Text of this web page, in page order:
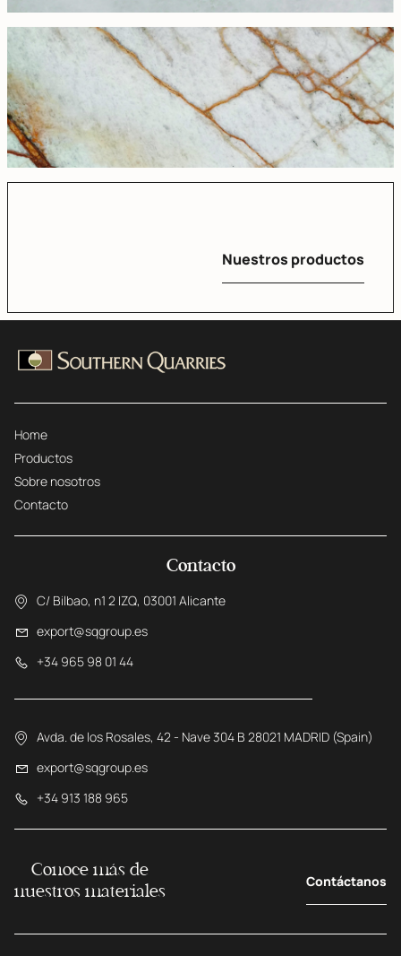
Nuestros productos
Home
Productos
Sobre nosotros
Contacto
Contacto
C/ Bilbao, n1 2 IZQ, 03001 Alicante
export@sqgroup.es
+34 965 98 01 44
Avda. de los Rosales, 42 - Nave 304 B 28021 MADRID (Spain)
export@sqgroup.es
+34 913 188 965
Conoce más de
nuestros materiales
Contáctanos